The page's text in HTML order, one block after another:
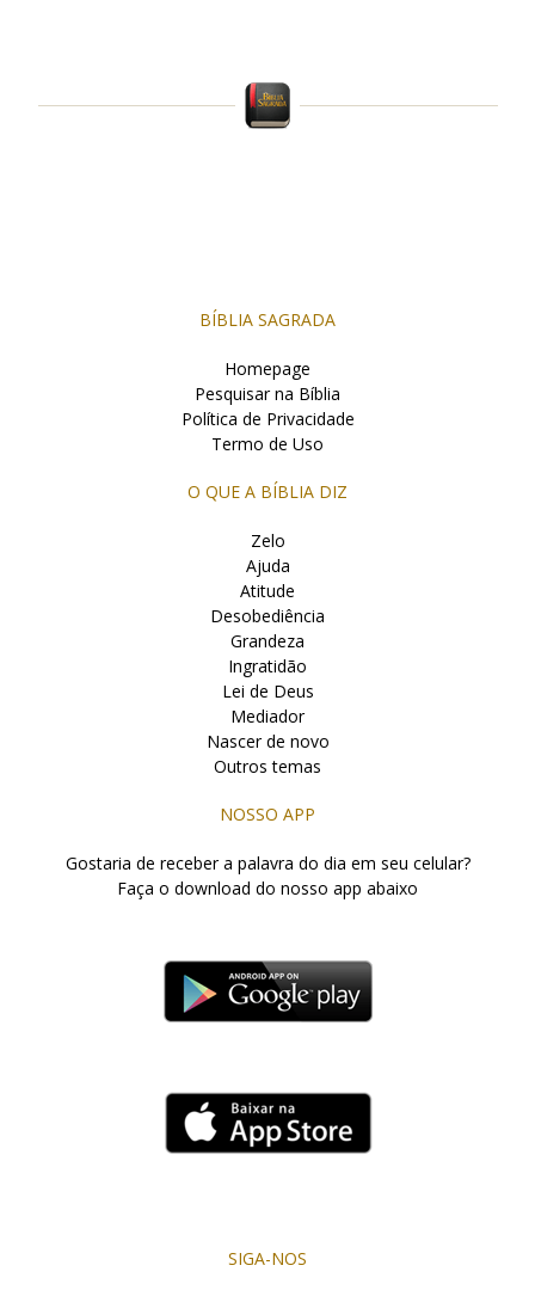
BÍBLIA SAGRADA
Homepage
Pesquisar na Bíblia
Política de Privacidade
Termo de Uso
O QUE A BÍBLIA DIZ
Zelo
Ajuda
Atitude
Desobediência
Grandeza
Ingratidão
Lei de Deus
Mediador
Nascer de novo
Outros temas
NOSSO APP
Gostaria de receber a palavra do dia em seu celular?
Faça o download do nosso app abaixo
SIGA-NOS